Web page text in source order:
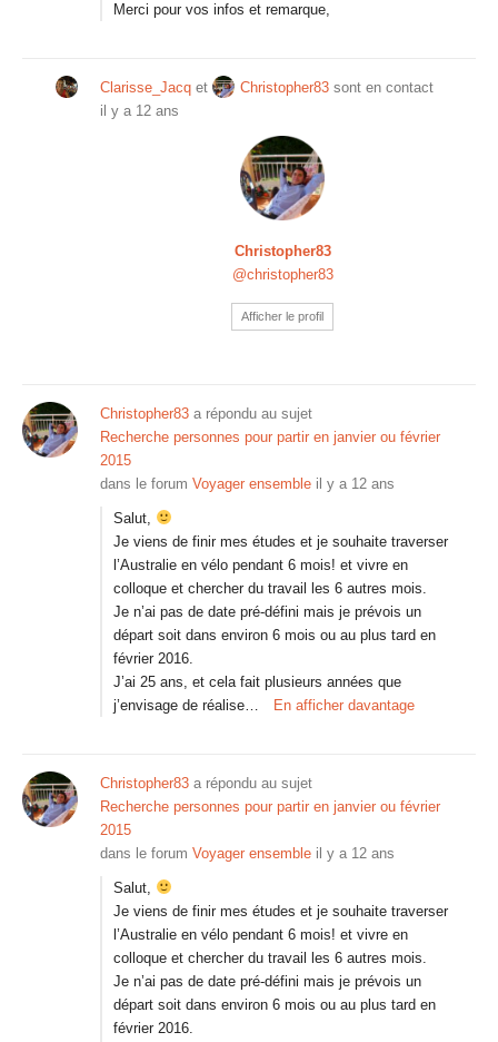
Merci pour vos infos et remarque,
Clarisse_Jacq et Christopher83 sont en contact
il y a 12 ans
Christopher83
@christopher83
Afficher le profil
Christopher83 a répondu au sujet
Recherche personnes pour partir en janvier ou février
2015
dans le forum Voyager ensemble il y a 12 ans
Salut,
Je viens de finir mes études et je souhaite traverser
l’Australie en vélo pendant 6 mois! et vivre en
colloque et chercher du travail les 6 autres mois.
Je n’ai pas de date pré-défini mais je prévois un
départ soit dans environ 6 mois ou au plus tard en
février 2016.
J’ai 25 ans, et cela fait plusieurs années que
j’envisage de réalise…
En afficher davantage
Christopher83 a répondu au sujet
Recherche personnes pour partir en janvier ou février
2015
dans le forum Voyager ensemble il y a 12 ans
Salut,
Je viens de finir mes études et je souhaite traverser
l’Australie en vélo pendant 6 mois! et vivre en
colloque et chercher du travail les 6 autres mois.
Je n’ai pas de date pré-défini mais je prévois un
départ soit dans environ 6 mois ou au plus tard en
février 2016.